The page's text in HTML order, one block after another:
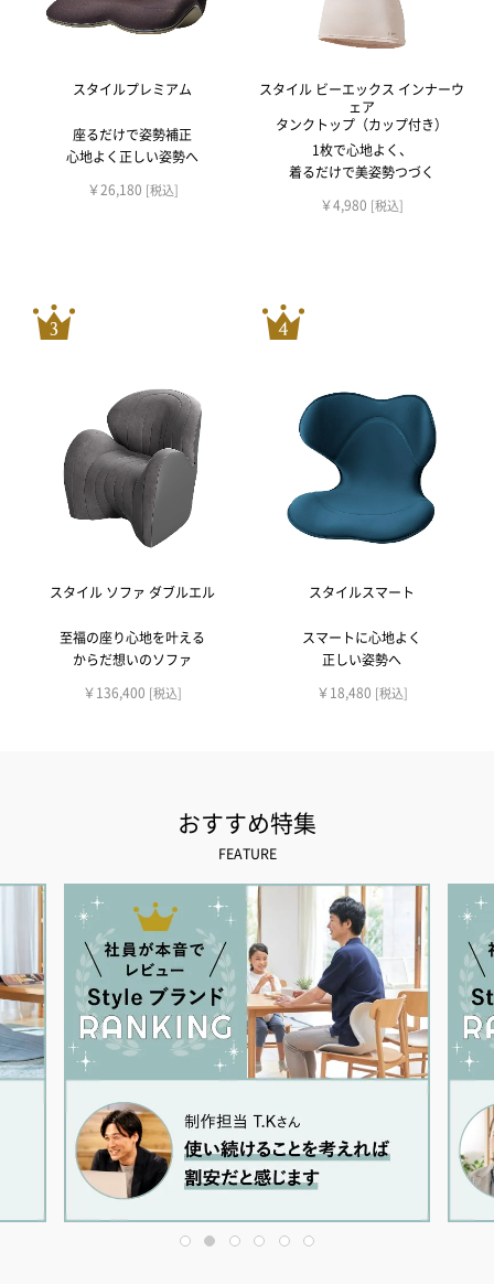
スタイルプレミアム
座るだけで姿勢補正
心地よく正しい姿勢へ
￥26,180 [税込]
スタイル ビーエックス インナーウ
ェア
タンクトップ（カップ付き）
1枚で心地よく、
着るだけで美姿勢つづく
￥4,980 [税込]
スタイル ソファ ダブルエル
至福の座り心地を叶える
からだ想いのソファ
￥136,400 [税込]
スタイルスマート
スマートに心地よく
正しい姿勢へ
￥18,480 [税込]
おすすめ特集
FEATURE
1 2 3 4 5 6